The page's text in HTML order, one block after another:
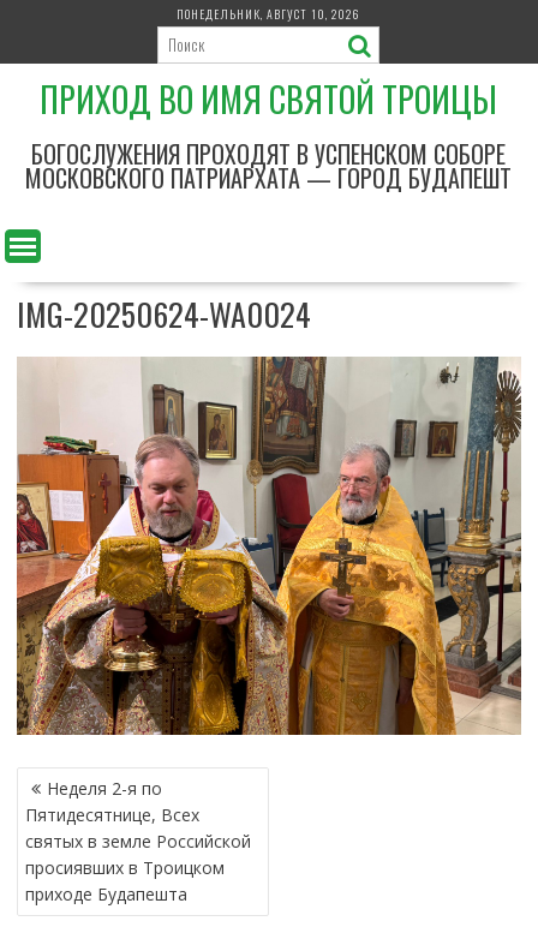
р
с
о
ПОНЕДЕЛЬНИК, АВГУСТ 10, 2026
ПРИХОД ВО ИМЯ СВЯТОЙ ТРОИЦЫ
БОГОСЛУЖЕНИЯ ПРОХОДЯТ В УСПЕНСКОМ СОБОРЕ
МОСКОВСКОГО ПАТРИАРХАТА — ГОРОД БУДАПЕШТ
IMG-20250624-WA0024
Н
А
В
И
Г
А
Неделя 2-я по
Пятидесятнице, Всех
святых в земле Российской
просиявших в Tроицком
приходе Будапешта